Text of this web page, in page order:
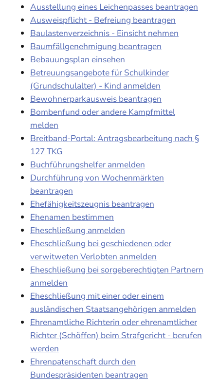
Ausstellung eines Leichenpasses beantragen
Ausweispflicht - Befreiung beantragen
Baulastenverzeichnis - Einsicht nehmen
Baumfällgenehmigung beantragen
Bebauungsplan einsehen
Betreuungsangebote für Schulkinder
(Grundschulalter) - Kind anmelden
Bewohnerparkausweis beantragen
Bombenfund oder andere Kampfmittel
melden
Breitband-Portal: Antragsbearbeitung nach §
127 TKG
Buchführungshelfer anmelden
Durchführung von Wochenmärkten
beantragen
Ehefähigkeitszeugnis beantragen
Ehenamen bestimmen
Eheschließung anmelden
Eheschließung bei geschiedenen oder
verwitweten Verlobten anmelden
Eheschließung bei sorgeberechtigten Partnern
anmelden
Eheschließung mit einer oder einem
ausländischen Staatsangehörigen anmelden
Ehrenamtliche Richterin oder ehrenamtlicher
Richter (Schöffen) beim Strafgericht - berufen
werden
Ehrenpatenschaft durch den
Bundespräsidenten beantragen